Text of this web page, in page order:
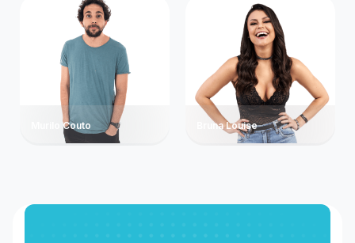
Murilo Couto Bruna Louise